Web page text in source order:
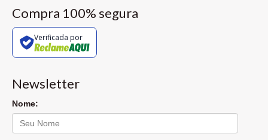
Compra 100% segura
Verificada por
Newsletter
Nome: